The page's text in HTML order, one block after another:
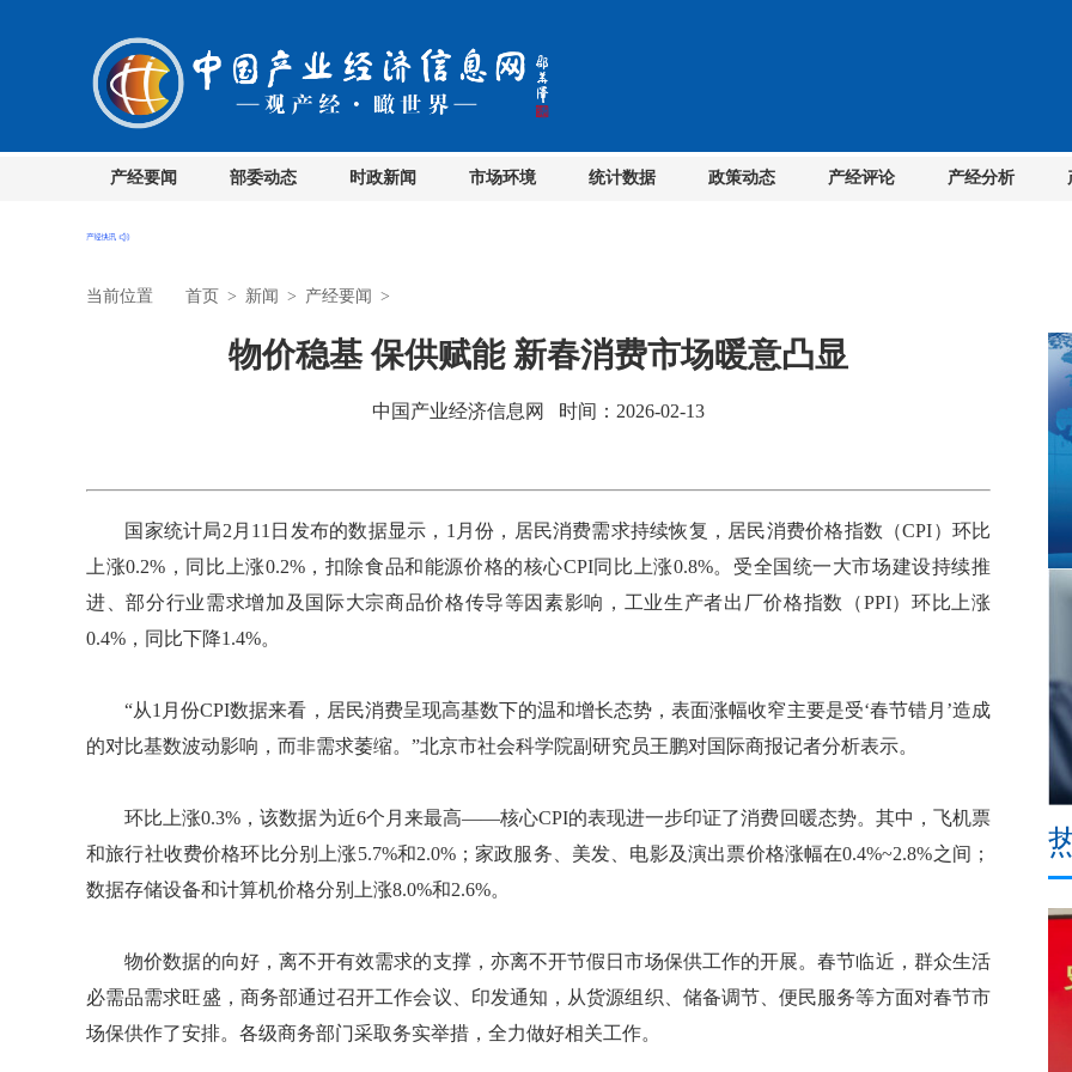
产经要闻 部委动态 时政新闻 市场环境 统计数据 政策动态 产经评论 产经分析
当前位置 首页 > 新闻 > 产经要闻 >
物价稳基 保供赋能 新春消费市场暖意凸显
中国产业经济信息网 时间：2026-02-13
国家统计局2月11日发布的数据显示，1月份，居民消费需求持续恢复，居民消费价格指数（CPI）环比
上涨0.2%，同比上涨0.2%，扣除食品和能源价格的核心CPI同比上涨0.8%。受全国统一大市场建设持续推
进、部分行业需求增加及国际大宗商品价格传导等因素影响，工业生产者出厂价格指数（PPI）环比上涨
0.4%，同比下降1.4%。
“从1月份CPI数据来看，居民消费呈现高基数下的温和增长态势，表面涨幅收窄主要是受‘春节错月’造成
的对比基数波动影响，而非需求萎缩。”北京市社会科学院副研究员王鹏对国际商报记者分析表示。
环比上涨0.3%，该数据为近6个月来最高——核心CPI的表现进一步印证了消费回暖态势。其中，飞机票
和旅行社收费价格环比分别上涨5.7%和2.0%；家政服务、美发、电影及演出票价格涨幅在0.4%~2.8%之间；
数据存储设备和计算机价格分别上涨8.0%和2.6%。
物价数据的向好，离不开有效需求的支撑，亦离不开节假日市场保供工作的开展。春节临近，群众生活
必需品需求旺盛，商务部通过召开工作会议、印发通知，从货源组织、储备调节、便民服务等方面对春节市
场保供作了安排。各级商务部门采取务实举措，全力做好相关工作。